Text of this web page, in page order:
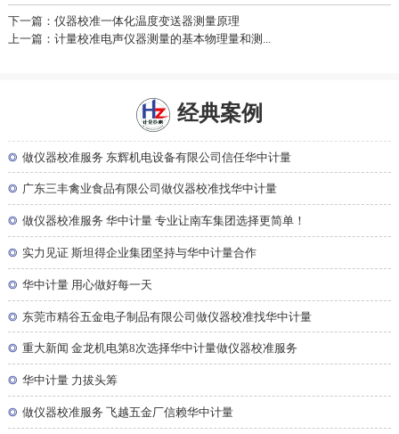
下一篇：仪器校准一体化温度变送器测量原理
上一篇：计量校准电声仪器测量的基本物理量和测...
经典案例
◎ 做仪器校准服务 东辉机电设备有限公司信任华中计量
◎ 广东三丰禽业食品有限公司做仪器校准找华中计量
◎ 做仪器校准服务 华中计量 专业让南车集团选择更简单！
◎ 实力见证 斯坦得企业集团坚持与华中计量合作
◎ 华中计量 用心做好每一天
◎ 东莞市精谷五金电子制品有限公司做仪器校准找华中计量
◎ 重大新闻 金龙机电第8次选择华中计量做仪器校准服务
◎ 华中计量 力拔头筹
◎ 做仪器校准服务 飞越五金厂信赖华中计量